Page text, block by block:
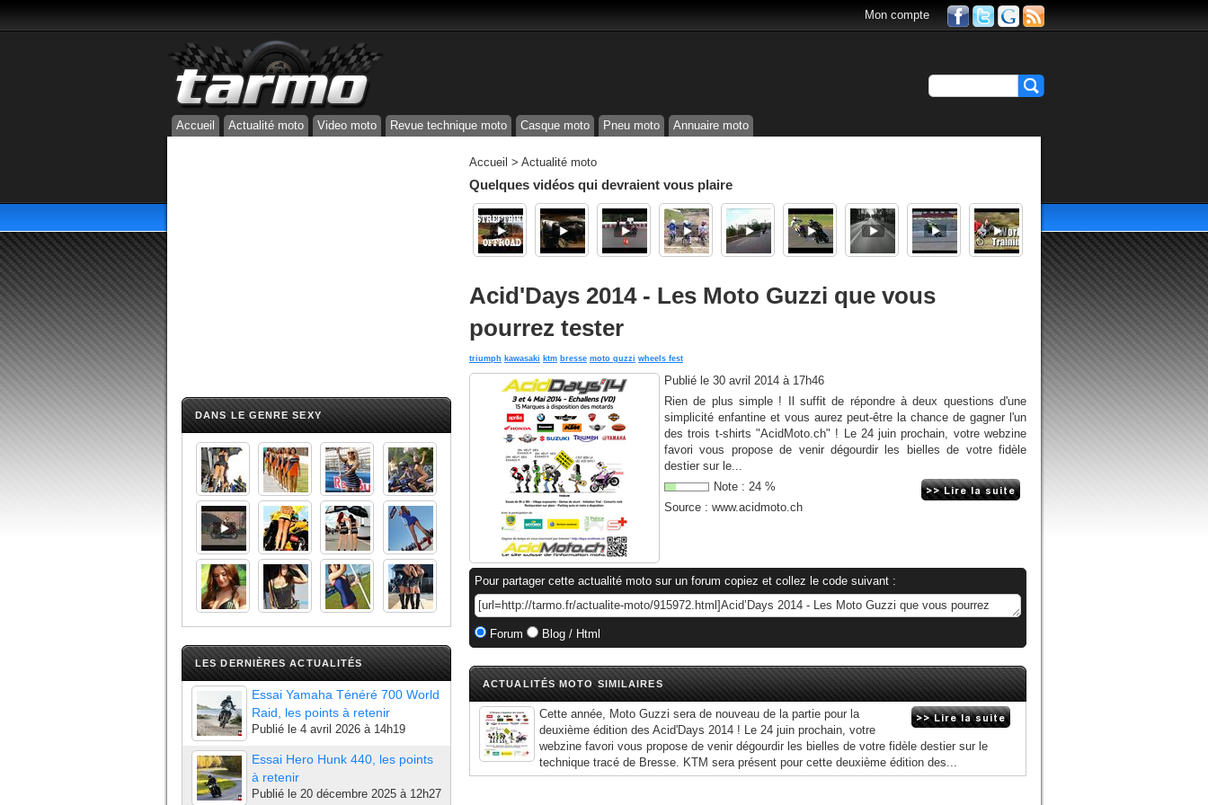
Mon compte
Accueil Actualité moto Video moto Revue technique moto Casque moto Pneu moto Annuaire moto
DANS LE GENRE SEXY
LES DERNIÈRES ACTUALITÉS
Essai Yamaha Ténéré 700 World
Raid, les points à retenir
Publié le 4 avril 2026 à 14h19
Essai Hero Hunk 440, les points
à retenir
Publié le 20 décembre 2025 à 12h27
Accueil > Actualité moto
Quelques vidéos qui devraient vous plaire
Acid'Days 2014 - Les Moto Guzzi que vous
pourrez tester
triumph kawasaki ktm bresse moto guzzi wheels fest
Publié le 30 avril 2014 à 17h46
Rien de plus simple ! Il suffit de répondre à deux questions d'une
simplicité enfantine et vous aurez peut-être la chance de gagner l'un
des trois t-shirts "AcidMoto.ch" ! Le 24 juin prochain, votre webzine
favori vous propose de venir dégourdir les bielles de votre fidèle
destier sur le...
Note : 24 %
Source : www.acidmoto.ch
Pour partager cette actualité moto sur un forum copiez et collez le code suivant :
Forum Blog / Html
ACTUALITÉS MOTO SIMILAIRES
Cette année, Moto Guzzi sera de nouveau de la partie pour la
deuxième édition des Acid'Days 2014 ! Le 24 juin prochain, votre
webzine favori vous propose de venir dégourdir les bielles de votre fidèle destier sur le
technique tracé de Bresse. KTM sera présent pour cette deuxième édition des...